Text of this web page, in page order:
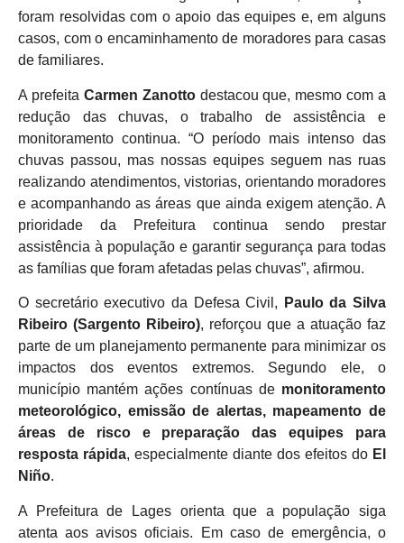
foram resolvidas com o apoio das equipes e, em alguns
casos, com o encaminhamento de moradores para casas
de familiares.
A prefeita Carmen Zanottodestacou que, mesmo com a
redução das chuvas, o trabalho de assistência e
monitoramento continua. “O período mais intenso das
chuvas passou, mas nossas equipes seguem nas ruas
realizando atendimentos, vistorias, orientando moradores
e acompanhando as áreas que ainda exigem atenção. A
prioridade da Prefeitura continua sendo prestar
assistência à população e garantir segurança para todas
as famílias que foram afetadas pelas chuvas”, afirmou.
O secretário executivo da Defesa Civil,
Paulo da Silva
Ribeiro (Sargento Ribeiro), reforçou que a atuação faz
parte de um planejamento permanente para minimizar os
impactos dos eventos extremos. Segundo ele, o
município mantém ações contínuas de monitoramento
meteorológico, emissão de alertas, mapeamento de
áreas de risco e preparação das equipes para
resposta rápida, especialmente diante dos efeitos do El
Niño.
A Prefeitura de Lages orienta que a população siga
atenta aos avisos oficiais. Em caso de emergência, o